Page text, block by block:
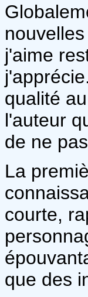
j'aime
qualité
l'auteur
de ne
La
courte,
que des